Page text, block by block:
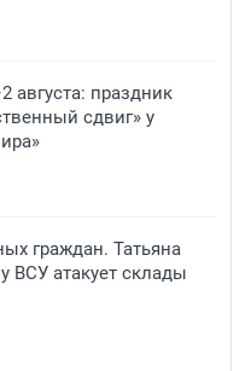
августа: праздник
сдвиг» у
граждан. Татьяна
ВСУ атакует склады